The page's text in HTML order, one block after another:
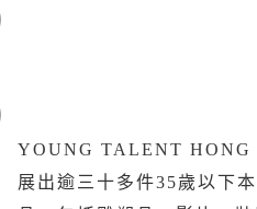
YOUNG TALENT HONG
展出逾三十多件35歲以下